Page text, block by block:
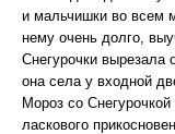
и мальчишки во всем
нему очень долго,
Снегурочки вырезала
она села у входной
Мороз со
ласкового